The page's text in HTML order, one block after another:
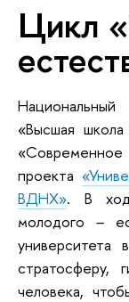
Цикл
«Высшая
проекта
ВДНХ». В
молодого –
университета
стратосферу,
человека,